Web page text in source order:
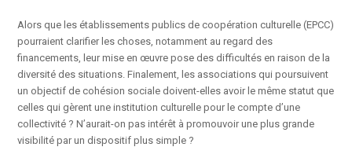
Alors que les établissements publics de coopération culturelle (EPCC)
pourraient clarifier les choses, notamment au regard des
financements, leur mise en œuvre pose des difficultés en raison de la
diversité des situations. Finalement, les associations qui poursuivent
un objectif de cohésion sociale doivent-elles avoir le même statut que
celles qui gèrent une institution culturelle pour le compte d’une
collectivité ? N’aurait-on pas intérêt à promouvoir une plus grande
visibilité par un dispositif plus simple ?